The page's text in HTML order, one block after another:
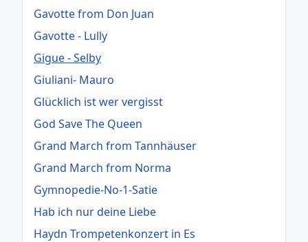
Gavotte from Don Juan
Gavotte - Lully
Gigue - Selby
Giuliani- Mauro
Glücklich ist wer vergisst
God Save The Queen
Grand March from Tannhäuser
Grand March from Norma
Gymnopedie-No-1-Satie
Hab ich nur deine Liebe
Haydn Trompetenkonzert in Es